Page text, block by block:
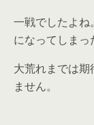
一戦でしたよ
になってしまっ
大荒れまでは
ません。